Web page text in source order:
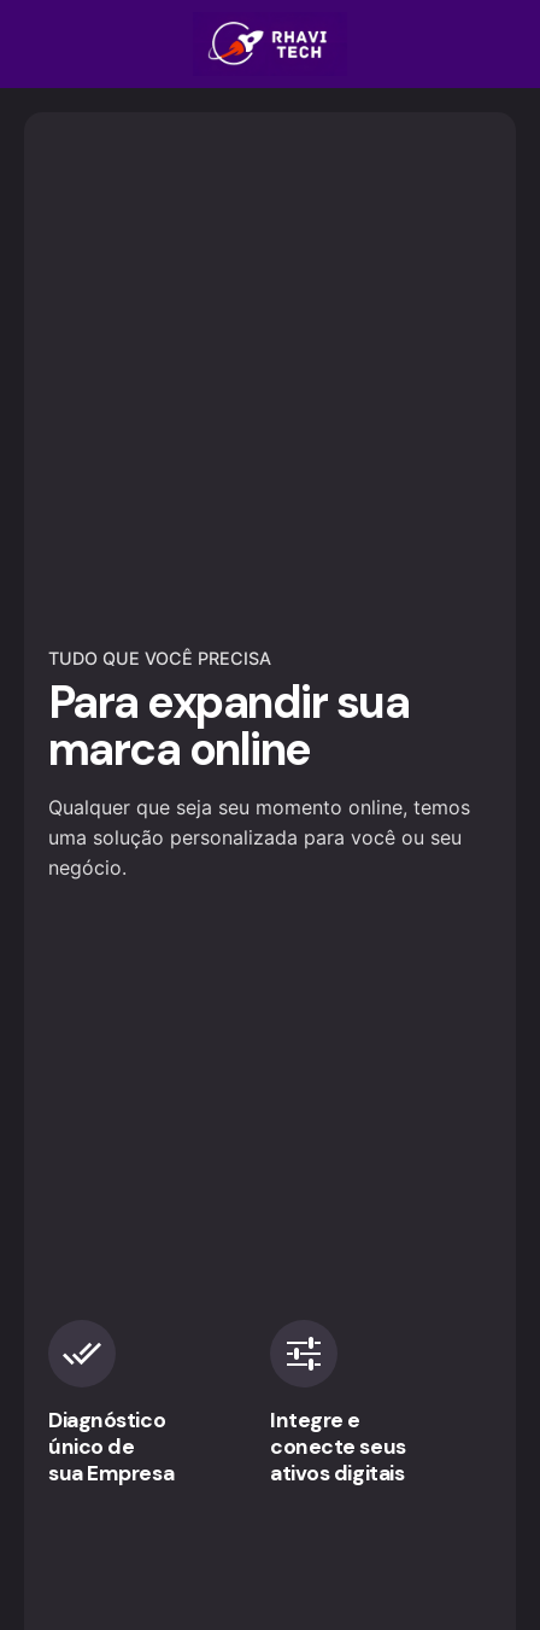
TUDO QUE VOCÊ PRECISA
Para expandir sua
marca online
Qualquer que seja seu momento online, temos
uma solução personalizada para você ou seu
negócio.
Diagnóstico
único de
sua Empresa
Integre e
conecte seus
ativos digitais